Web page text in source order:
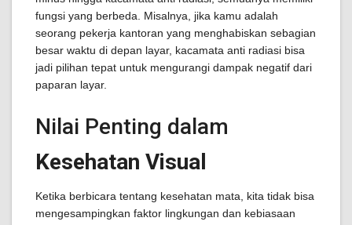
fungsi yang berbeda. Misalnya, jika kamu adalah
seorang pekerja kantoran yang menghabiskan sebagian
besar waktu di depan layar, kacamata anti radiasi bisa
jadi pilihan tepat untuk mengurangi dampak negatif dari
paparan layar.
Nilai Penting dalam
Kesehatan Visual
Ketika berbicara tentang kesehatan mata, kita tidak bisa
mengesampingkan faktor lingkungan dan kebiasaan